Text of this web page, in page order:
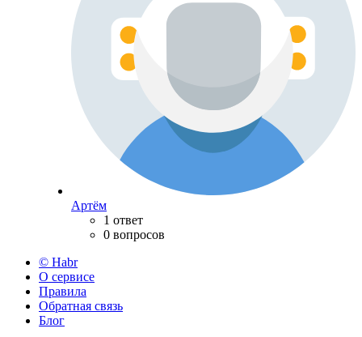
Артём
1 ответ
0 вопросов
© Habr
О сервисе
Правила
Обратная связь
Блог